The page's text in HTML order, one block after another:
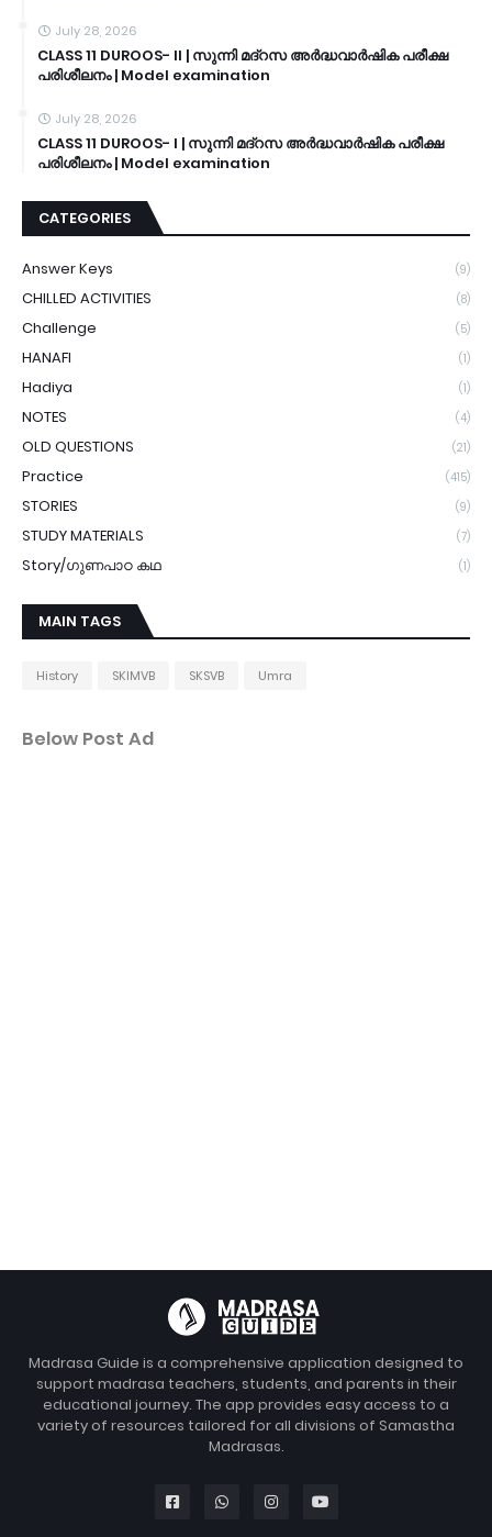
July 28, 2026
CLASS 11 DUROOS- II | സുന്നി മദ്റസ അർദ്ധവാർഷിക പരീക്ഷ
പരിശീലനം | Model examination
July 28, 2026
CLASS 11 DUROOS- I | സുന്നി മദ്റസ അർദ്ധവാർഷിക പരീക്ഷ
പരിശീലനം | Model examination
CATEGORIES
Answer Keys (9)
CHILLED ACTIVITIES (8)
Challenge (5)
HANAFI (1)
Hadiya (1)
NOTES (4)
OLD QUESTIONS (21)
Practice (415)
STORIES (9)
STUDY MATERIALS (7)
Story/ഗുണപാഠ കഥ (1)
MAIN TAGS
History SKIMVB SKSVB Umra
Below Post Ad
Madrasa Guide is a comprehensive application designed to
support madrasa teachers, students, and parents in their
educational journey. The app provides easy access to a
variety of resources tailored for all divisions of Samastha
Madrasas.